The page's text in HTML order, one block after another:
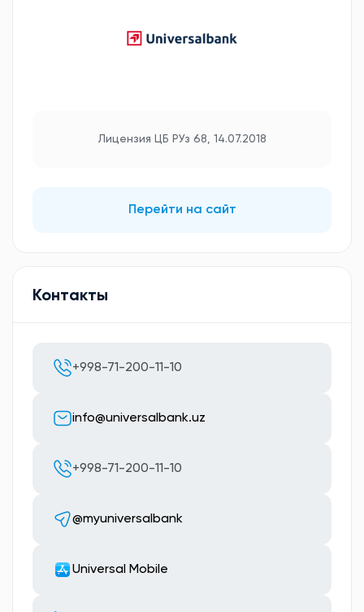
Лицензия ЦБ РУз 68, 14.07.2018
Перейти на сайт
Контакты
+998-71-200-11-10
info@universalbank.uz
+998-71-200-11-10
@myuniversalbank
Universal Mobile